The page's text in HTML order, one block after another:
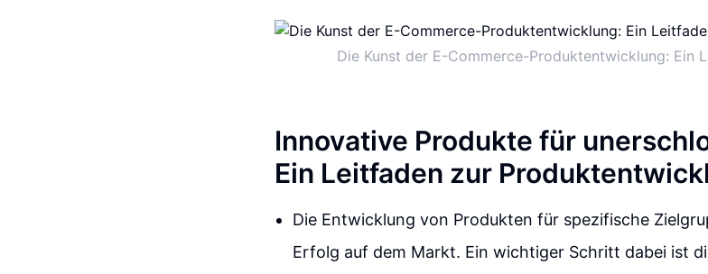
Die Kunst der E-Commerce-Produktentwicklung: Ein
Innovative Produkte für
Ein Leitfaden zur
Die Entwicklung von Produkten für spezifische
Erfolg auf dem Markt. Ein wichtiger Schritt dabei ist